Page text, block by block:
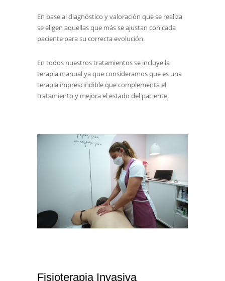
En base al diagnóstico y valoración que se realiza
se eligen aquellas que más se ajustan con cada
paciente para su correcta evolución.
En todos nuestros tratamientos se incluye la
terapia manual ya que consideramos que es una
terapia imprescindible que complementa el
tratamiento y mejora el estado del paciente.
Fisioterapia Invasiva